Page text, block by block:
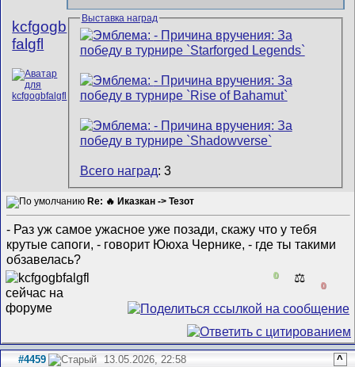
kcfgogb
falgfl
Выставка наград
Всего наград: 3
Re: 🔥 Иказкан -> Тезот
- Раз уж самое ужасное уже позади, скажу что у тебя
крутые сапоги, - говорит Ююха Чернике, - где ты такими
обзавелась?
0 ⚖️
0
#4459 13.05.2026, 22:58 ^